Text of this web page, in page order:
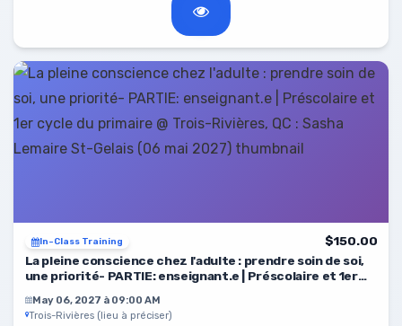
In-Class Training
$150.00
La pleine conscience chez l'adulte : prendre soin de soi,
une priorité- PARTIE: enseignant.e | Préscolaire et 1er
May 06, 2027 à 09:00 AM
Trois-Rivières (lieu à préciser)